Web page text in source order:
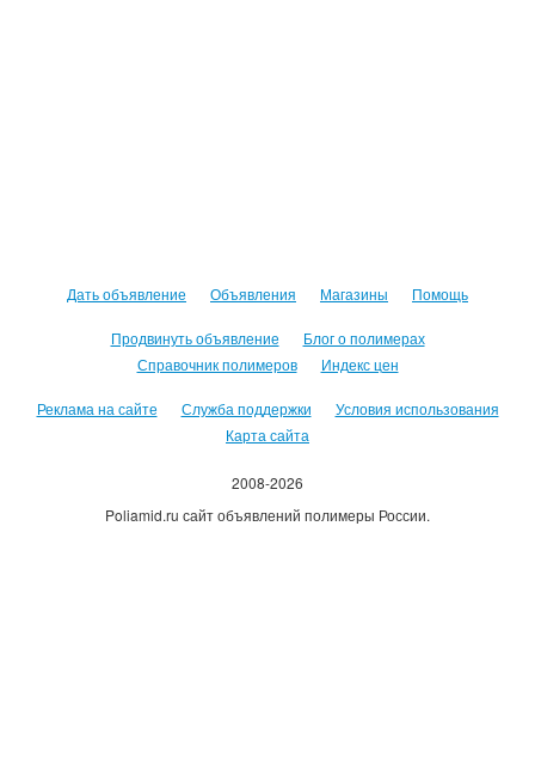
Дать объявление Объявления Магазины Помощь
Продвинуть объявление
Блог о полимерах
Справочник полимеров
Индекс цен
Реклама на сайте Служба поддержки
Условия использования
Карта сайта
2008-2026
Poliamid.ru сайт объявлений полимеры России.